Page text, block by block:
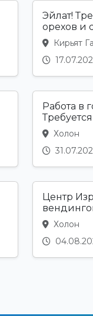
Эйлат!
орехов и
Кирьят
Работа в
Холон
Центр
Холон